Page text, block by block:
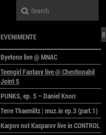
EVENIMENTE
Byetone live @ MNAC
Teengirl Fantasy live @ Chestionabil
Joint 5
PUNKS, ep. 5 – Daniel Knorr
Terre Thaemlitz | muz.in ep.3 (part.1)
Karpov not Kasparov live in CONTROL